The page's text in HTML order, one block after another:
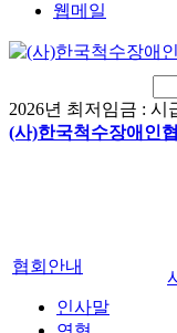
웹메일
2026년 최저임금 : 시
(사)한국척수장애인
척수장
찾아오
협회안내
인사말